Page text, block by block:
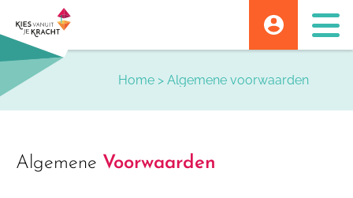
to
content
Home > Algemene voorwaarden
Algemene Voorwaarden